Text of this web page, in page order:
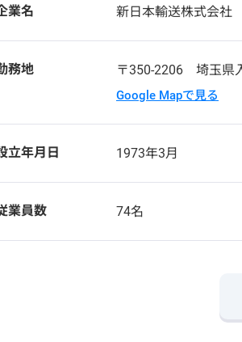
業名 新日本輸送株式会社
務地 〒350-2206 埼玉県
Google Mapで見る
立年月日 1973年3月
業員数 74名